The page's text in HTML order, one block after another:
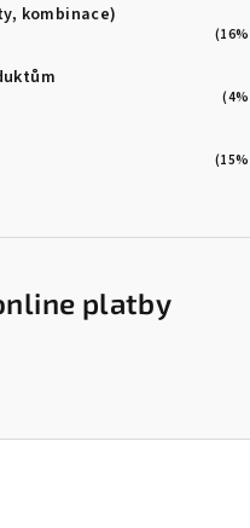
kombinace)
platby